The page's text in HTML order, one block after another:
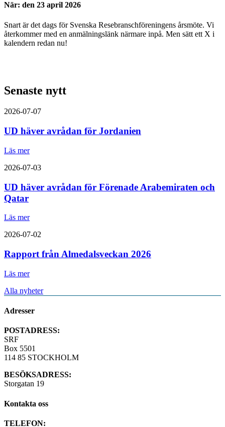
När: den 23 april 2026
Snart är det dags för Svenska Resebranschföreningens årsmöte. Vi
återkommer med en anmälningslänk närmare inpå. Men sätt ett X i
kalendern redan nu!
Senaste nytt
2026-07-07
UD häver avrådan för Jordanien
Läs mer
2026-07-03
UD häver avrådan för Förenade Arabemiraten och
Qatar
Läs mer
2026-07-02
Rapport från Almedalsveckan 2026
Läs mer
Alla nyheter
Adresser
POSTADRESS:
SRF
Box 5501
114 85 STOCKHOLM
BESÖKSADRESS:
Storgatan 19
Kontakta oss
TELEFON: